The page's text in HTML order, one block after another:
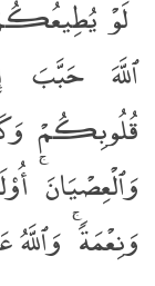
لَوْ
ٱللَّهَ حَبَّبَ
قُلُوبِكُمْ
وَٱلْعِصْيَانَ
وَنِعْمَةًۭ